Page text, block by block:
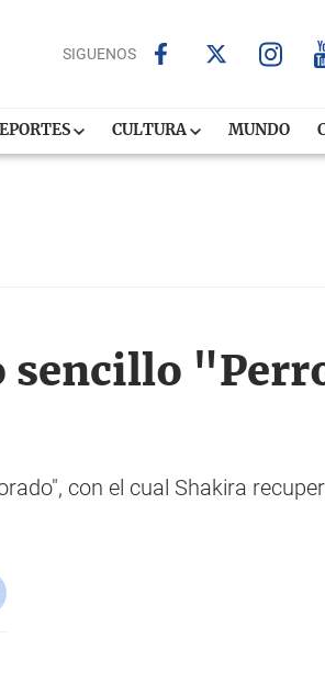
SIGUENOS
CULTURA MUNDO
sencillo
con el cual Shakira